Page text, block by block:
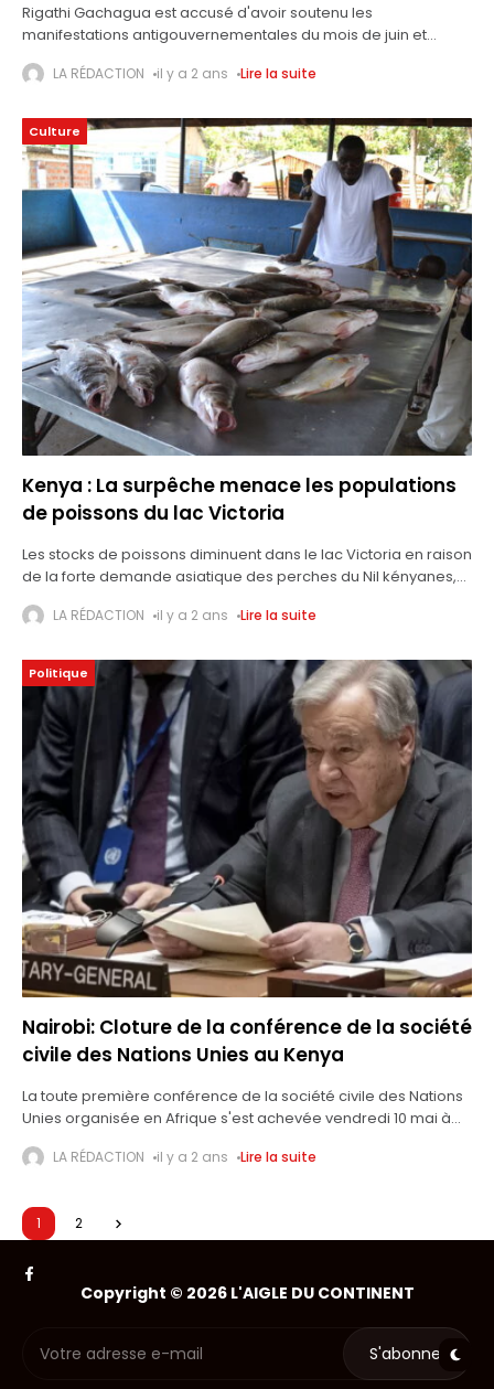
Rigathi Gachagua est accusé d'avoir soutenu les
manifestations antigouvernementales du mois de juin et
irrégularités, accusations qu'il nie. Les partisans et
LA RÉDACTION il y a 2 ans Lire la suite
Culture
Kenya : La surpêche menace les populations
de poissons du lac Victoria
Les stocks de poissons diminuent dans le lac Victoria en raison
de la forte demande asiatique des perches du Nil kényanes,
LA RÉDACTION il y a 2 ans Lire la suite
Politique
Nairobi: Cloture de la conférence de la société
civile des Nations Unies au Kenya
La toute première conférence de la société civile des Nations
Unies organisée en Afrique s'est achevée vendredi 10 mai à
audacieuses
LA RÉDACTION il y a 2 ans Lire la suite
1 2
Copyright © 2026 L'AIGLE DU CONTINENT